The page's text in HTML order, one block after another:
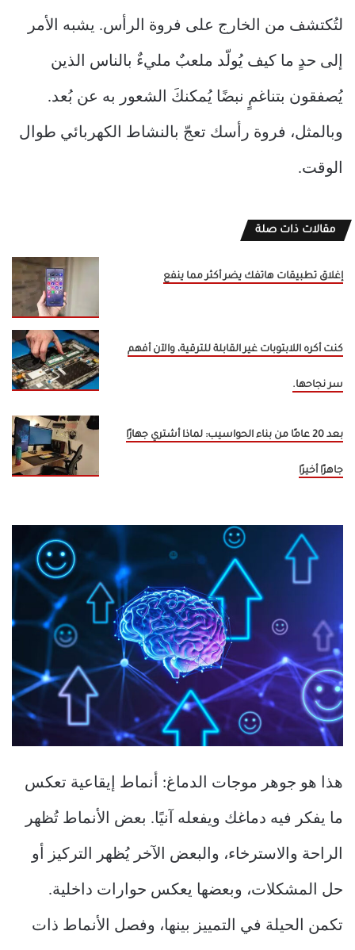
لتُكتشف من الخارج على فروة الرأس. يشبه الأمر
إلى حدٍ ما كيف يُولّد ملعبٌ مليءٌ بالناس الذين
يُصفقون بتناغمٍ نبضًا يُمكنكَ الشعور به عن بُعد.
وبالمثل، فروة رأسك تعجّ بالنشاط الكهربائي طوال
الوقت.
مقالات ذات صلة
إغلاق تطبيقات هاتفك يضر أكثر مما ينفع
كنت أكره اللابتوبات غير القابلة للترقية، والآن أفهم
سر نجاحها.
بعد 20 عامًا من بناء الحواسيب: لماذا أشتري جهازًا
جاهزًا أخيرًا
هذا هو جوهر موجات الدماغ: أنماط إيقاعية تعكس
ما يفكر فيه دماغك ويفعله آنيًا. بعض الأنماط تُظهر
الراحة والاسترخاء، والبعض الآخر يُظهر التركيز أو
حل المشكلات، وبعضها يعكس حوارات داخلية.
تكمن الحيلة في التمييز بينها، وفصل الأنماط ذات